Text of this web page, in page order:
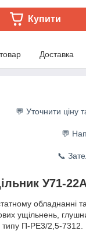
Купити
Доставка
💬 Уточнити ціну
💬
📞
У71-
обладнанні
ущільнень,
типу П-РЕ3/2,5-7312.